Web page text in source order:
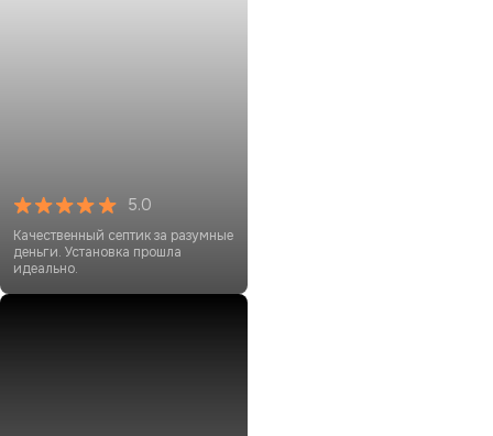
5.0
Качественный септик за разумные
деньги. Установка прошла
идеально.